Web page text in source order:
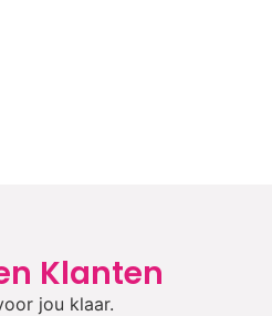
Klanten
jou klaar.